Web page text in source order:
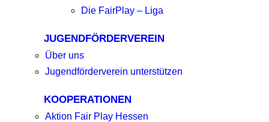
Die FairPlay – Liga
JUGENDFÖRDERVEREIN
Über uns
Jugendförderverein unterstützen
KOOPERATIONEN
Aktion Fair Play Hessen